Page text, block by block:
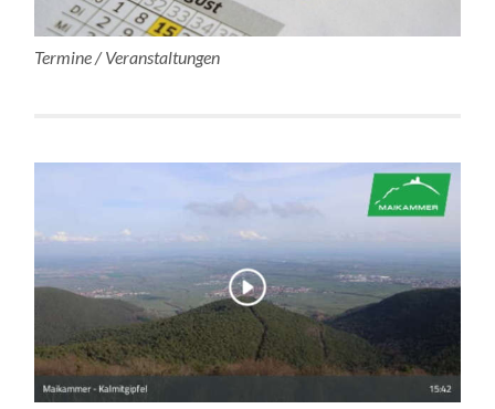
Termine / Veranstaltungen